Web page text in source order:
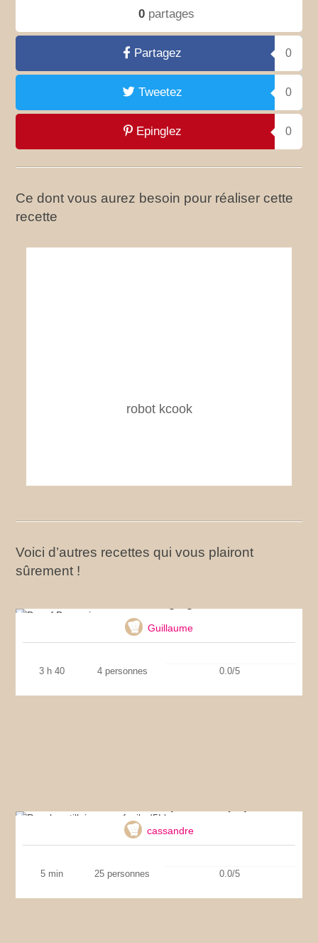
0partages
Partagez 0
Tweetez 0
Epinglez 0
Ce dont vous aurez besoin pour réaliser cette
recette
robot kcook
Voici d’autres recettes qui vous plairont
sûrement !
Guillaume
3 h 40 4 personnes 0.0/5
cassandre
5 min 25 personnes 0.0/5